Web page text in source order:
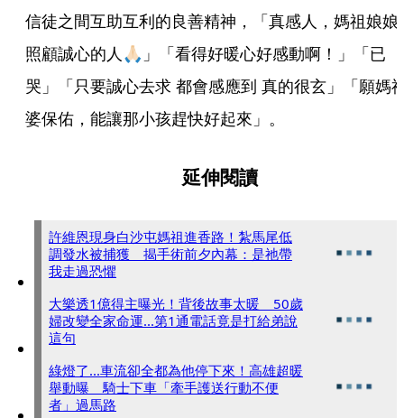
信徒之間互助互利的良善精神，「真感人，媽祖娘娘
照顧誠心的人🙏🏻」「看得好暖心好感動啊！」「已
哭」「只要誠心去求 都會感應到 真的很玄」「願媽
婆保佑，能讓那小孩趕快好起來」。
延伸閱讀
許維恩現身白沙屯媽祖進香路！紮馬尾低
調發水被捕獲 揭手術前夕內幕：是祂帶
我走過恐懼
大樂透1億得主曝光！背後故事太暖 50歲
婦改變全家命運...第1通電話竟是打給弟說
這句
綠燈了...車流卻全都為他停下來！高雄超暖
舉動曝 騎士下車「牽手護送行動不便
者」過馬路